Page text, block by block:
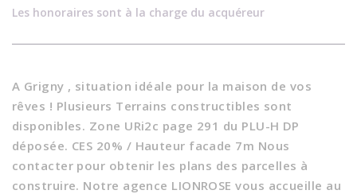
Les honoraires sont à la charge du acquéreur
A Grigny , situation idéale pour la maison de vos
rêves ! Plusieurs Terrains constructibles sont
disponibles. Zone URi2c page 291 du PLU-H DP
déposée. CES 20% / Hauteur facade 7m Nous
contacter pour obtenir les plans des parcelles à
construire. Notre agence LIONROSE vous accueille au